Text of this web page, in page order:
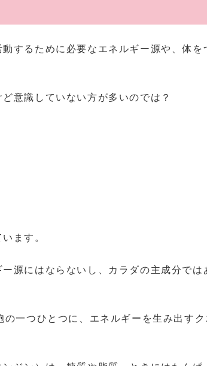
するために必要なエネルギー源や、体
意識していない方が多いのでは？
ます。
源にはならないし、カラダの主成分で
一つひとつに、エネルギーを生み出す